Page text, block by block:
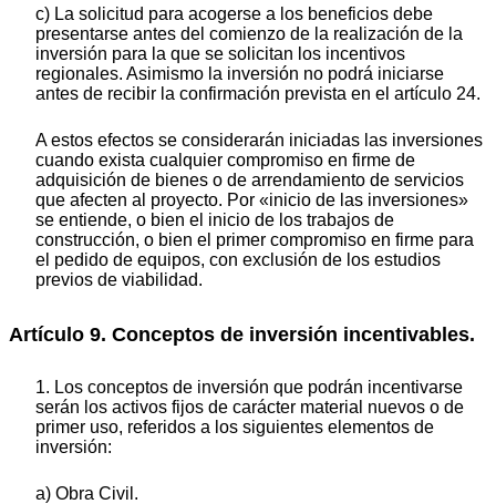
c) La solicitud para acogerse a los beneficios debe
presentarse antes del comienzo de la realización de la
inversión para la que se solicitan los incentivos
regionales. Asimismo la inversión no podrá iniciarse
antes de recibir la confirmación prevista en el artículo 24.
A estos efectos se considerarán iniciadas las inversiones
cuando exista cualquier compromiso en firme de
adquisición de bienes o de arrendamiento de servicios
que afecten al proyecto. Por «inicio de las inversiones»
se entiende, o bien el inicio de los trabajos de
construcción, o bien el primer compromiso en firme para
el pedido de equipos, con exclusión de los estudios
previos de viabilidad.
Artículo 9. Conceptos de inversión incentivables.
1. Los conceptos de inversión que podrán incentivarse
serán los activos fijos de carácter material nuevos o de
primer uso, referidos a los siguientes elementos de
inversión:
a) Obra Civil.